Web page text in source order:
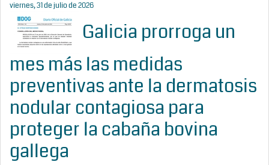
viernes, 31 de julio de 2026
Galicia prorroga un
mes más las medidas
preventivas ante la dermatosis
nodular contagiosa para
proteger la cabaña bovina
gallega